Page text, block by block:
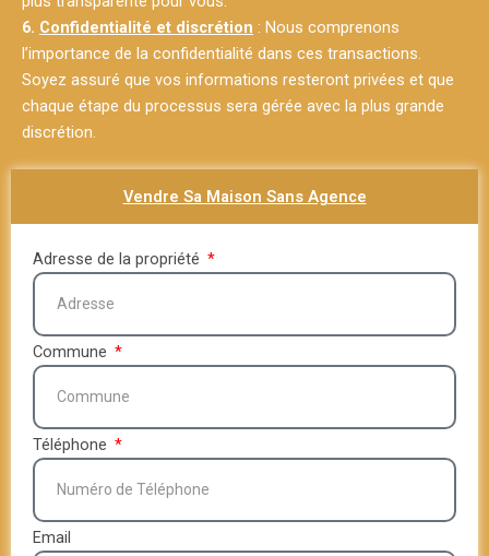
6. Confidentialité et discrétion : Nous comprenons
l’importance de la confidentialité dans ces transactions.
Soyez assuré que vos informations resteront privées et que
chaque étape du processus sera gérée avec la plus grande
discrétion.
Vendre Sa Maison Sans Agence
Adresse de la propriété
Commune
Téléphone
Email